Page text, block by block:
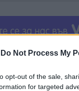
Do Not Process My
opt-out of the sale,
for targeted
също оказва
т.е.,